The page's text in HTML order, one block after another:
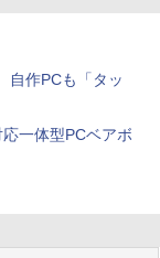
自作PCも「タッ
一体型PCベアボ